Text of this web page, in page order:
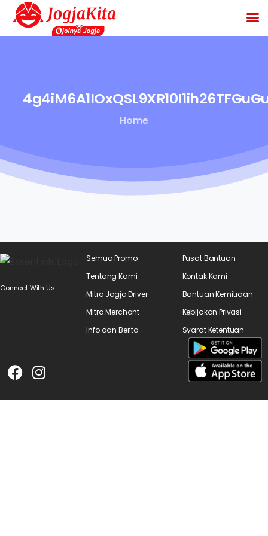
Home
Connect With Us
Semua Promo
Tentang Kami
Mitra Jogja Driver
Mitra Merchant
Info dan Berita
Pusat Bantuan
Kontak Kami
Bantuan Kemitraan
Kebijakan Privasi
Syarat Ketentuan